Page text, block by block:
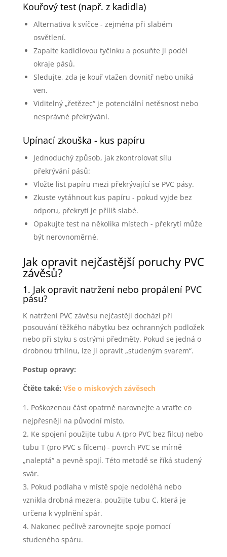
Kouřový test (např. z kadidla)
Alternativa k svíčce - zejména při slabém
osvětlení.
Zapalte kadidlovou tyčinku a posuňte ji podél
okraje pásů.
Sledujte, zda je kouř vtažen dovnitř nebo uniká
ven.
Viditelný „řetězec“ je potenciální netěsnost nebo
nesprávné překrývání.
Upínací zkouška - kus papíru
Jednoduchý způsob, jak zkontrolovat sílu
překrývání pásů:
Vložte list papíru mezi překrývající se PVC pásy.
Zkuste vytáhnout kus papíru - pokud vyjde bez
odporu, překrytí je příliš slabé.
Opakujte test na několika místech - překrytí může
být nerovnoměrné.
Jak opravit nejčastější poruchy PVC
závěsů?
1. Jak opravit natržení nebo propálení PVC
pásu?
K natržení PVC závěsu nejčastěji dochází při
posouvání těžkého nábytku bez ochranných podložek
nebo při styku s ostrými předměty. Pokud se jedná o
drobnou trhlinu, lze ji opravit „studeným svarem“.
Postup opravy:
Čtěte také: Vše o miskových závěsech
Poškozenou část opatrně narovnejte a vraťte co
nejpřesněji na původní místo.
Ke spojení použijte tubu A (pro PVC bez filcu) nebo
tubu T (pro PVC s filcem) - povrch PVC se mírně
„naleptá“ a pevně spojí. Této metodě se říká studený
svár.
Pokud podlaha v místě spoje nedoléhá nebo
vznikla drobná mezera, použijte tubu C, která je
určena k vyplnění spár.
Nakonec pečlivě zarovnejte spoje pomocí
studeného spáru.